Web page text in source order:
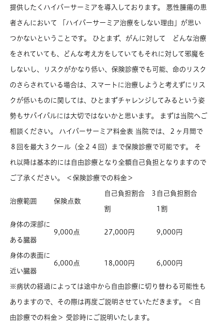
提供したくハイパーサーミアを導入しております。 悪性腫瘍の患
者さんにおいて 「ハイパーサーミア治療をしない理由」が思い
つかないということです。 ひとまず、がんに対して どんな治療
をされていても、どんな考え方をしていてもそれに対して邪魔を
しないし、リスクがかなり低い、保険診療でも可能、命のリスク
のさらされている場合は、スマートに治療しようと考えずにリス
クが低いものに関しては、ひとまずチャレンジしてみるという姿
勢もサバイバルには大切ではないかと思います。 まずは当院へご
相談ください。 ハイパーサーミア料金表 当院では、２ヶ月間で
８回を最大３クール（全２４回）まで保険診療で可能です。 そ
れ以降は基本的には自由診療となり全額自己負担となりますので
ご了承ください。 ＜保険診療での料金＞
治療範囲 保険点数
自己負担割合 3
割
自己負担割合
1割
身体の深部に
ある臓器
9,000点 27,000円 9,000円
身体の表面に
近い臓器
6,000点 18,000円 6,000円
※病状の経過によっては途中から自由診療に切り替わる可能性も
ありますので、その際は再度ご説明させていただきます。 ＜自
由診療での料金＞ 受診時にご説明いたします。